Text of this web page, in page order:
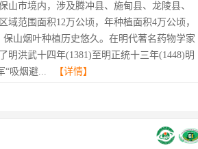
山市境内，涉及腾冲县、施甸县、龙陵县、
域范围面积12万公顷，年种植面积4万公顷，
保山烟叶种植历史悠久。在明代著名药物学家
明洪武十四年(1381)至明正统十三年(1448)明
“吸烟避...
【详情】